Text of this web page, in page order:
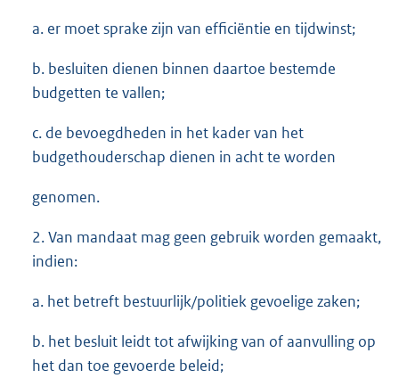
a. er moet sprake zijn van efficiëntie en tijdwinst;
b. besluiten dienen binnen daartoe bestemde
budgetten te vallen;
c. de bevoegdheden in het kader van het
budgethouderschap dienen in acht te worden
genomen.
2. Van mandaat mag geen gebruik worden gemaakt,
indien:
a. het betreft bestuurlijk/politiek gevoelige zaken;
b. het besluit leidt tot afwijking van of aanvulling op
het dan toe gevoerde beleid;